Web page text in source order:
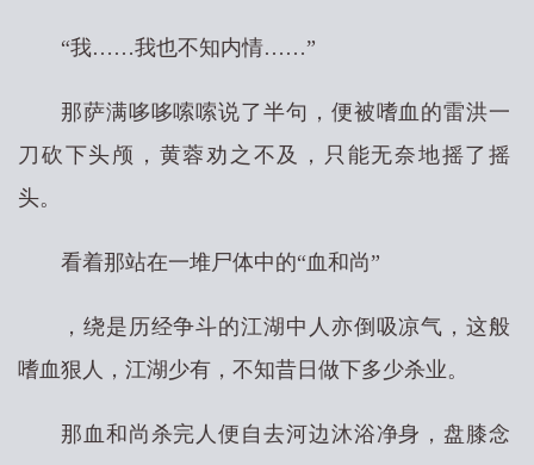
“我……我也不知内情……”
那萨满哆哆嗦嗦说了半句，便被嗜血的雷洪一
刀砍下头颅，黄蓉劝之不及，只能无奈地摇了摇
头。
看着那站在一堆尸体中的“血和尚”
，绕是历经争斗的江湖中人亦倒吸凉气，这般
嗜血狠人，江湖少有，不知昔日做下多少杀业。
那血和尚杀完人便自去河边沐浴净身，盘膝念